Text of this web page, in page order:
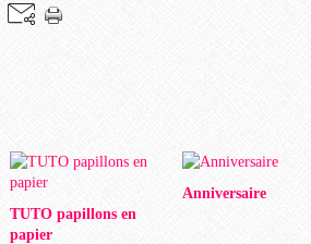
TUTO papillons en
papier
Anniversaire